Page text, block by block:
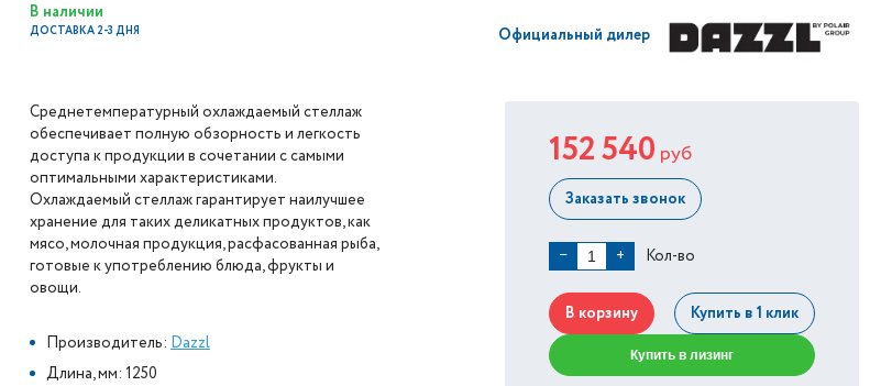
В наличии
ДОСТАВКА 2-3 ДНЯ Официальный дилер
Среднетемпературный охлаждаемый стеллаж
обеспечивает полную обзорность и легкость
доступа к продукции в сочетании с самыми
оптимальными характеристиками.
Охлаждаемый стеллаж гарантирует наилучшее
хранение для таких деликатных продуктов, как
мясо, молочная продукция, расфасованная рыба,
готовые к употреблению блюда, фрукты и
овощи.
Производитель: Dazzl
Длина, мм: 1250
152 540 руб
Заказать звонок
− + Кол-во
В корзину Купить в 1 клик
Купить в лизинг